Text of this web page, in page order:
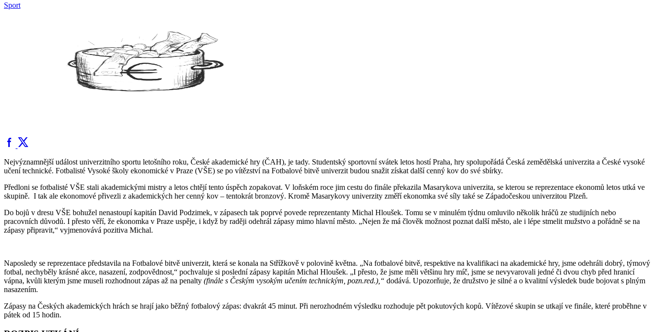
Sport
Nejvýznamnější událost univerzitního sportu letošního roku, České akademické hry (ČAH), je tady. Studentský sportovní svátek letos hostí Praha, hry spolupořádá Česká zemědělská univerzita a České vysoké
učení technické. Fotbalisté Vysoké školy ekonomické v Praze (VŠE) se po vítězství na Fotbalové bitvě univerzit budou snažit získat další cenný kov do své sbírky.
Předloni se fotbalisté VŠE stali akademickými mistry a letos chtějí tento úspěch zopakovat. V loňském roce jim cestu do finále překazila Masarykova univerzita, se kterou se reprezentace ekonomů letos utká ve
skupině. I tak ale ekonomové přivezli z akademických her cenný kov – tentokrát bronzový. Kromě Masarykovy univerzity změří ekonomka své síly také se Západočeskou univerzitou Plzeň.
Do bojů v dresu VŠE bohužel nenastoupí kapitán David Podzimek, v zápasech tak poprvé povede reprezentanty Michal Hloušek. Tomu se v minulém týdnu omluvilo několik hráčů ze studijních nebo
pracovních důvodů. I přesto věří, že ekonomka v Praze uspěje, i když by raději odehrál zápasy mimo hlavní město. „Nejen že má člověk možnost poznat další město, ale i lépe stmelit mužstvo a pořádně se na
zápasy připravit,“ vyjmenovává pozitiva Michal.
Naposledy se reprezentace představila na Fotbalové bitvě univerzit, která se konala na Střížkově v polovině května. „Na fotbalové bitvě, respektive na kvalifikaci na akademické hry, jsme odehráli dobrý, týmový
fotbal, nechyběly krásné akce, nasazení, zodpovědnost,“ pochvaluje si poslední zápasy kapitán Michal Hloušek. „I přesto, že jsme měli většinu hry míč, jsme se nevyvarovali jedné či dvou chyb před hranicí
vápna, kvůli kterým jsme museli rozhodnout zápas až na penalty (finále s Českým vysokým učením technickým, pozn.red.),“ dodává. Upozorňuje, že družstvo je silné a o kvalitní výsledek bude bojovat s plným
nasazením.
Zápasy na Českých akademických hrách se hrají jako běžný fotbalový zápas: dvakrát 45 minut. Při nerozhodném výsledku rozhoduje pět pokutových kopů. Vítězové skupin se utkají ve finále, které proběhne v
pátek od 15 hodin.